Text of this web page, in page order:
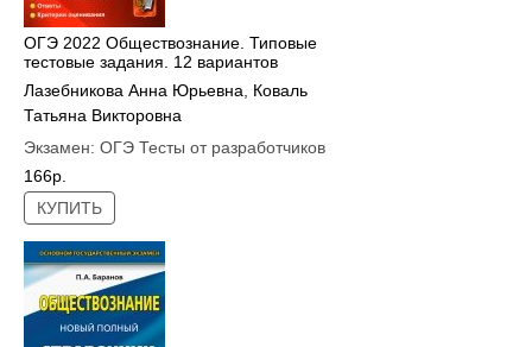
ОГЭ 2022 Обществознание. Типовые
тестовые задания. 12 вариантов
Лазебникова Анна Юрьевна
Коваль
Татьяна Викторовна
Экзамен: ОГЭ Тесты от разработчиков
166р.
КУПИТЬ